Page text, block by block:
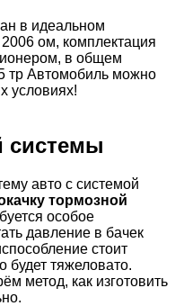
в идеальном
ом, комплектация
в общем
тр Автомобиль можно
условиях!
системы
авто с системой
тормозной
особое
давление в бачек
стоит
будет тяжеловато.
метод, как изготовить